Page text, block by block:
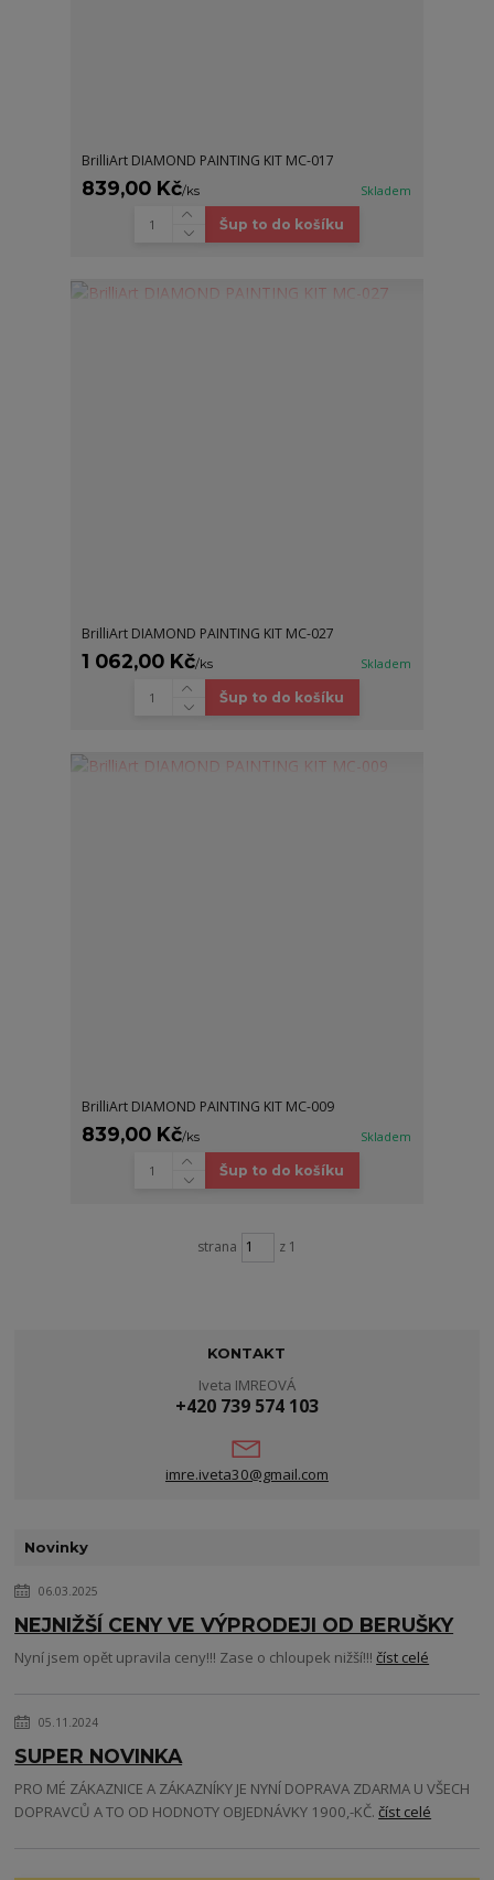
BrilliArt DIAMOND PAINTING KIT MC-017
839,00 Kč/ks Skladem
Šup to do košíku
BrilliArt DIAMOND PAINTING KIT MC-027
1 062,00 Kč/ks Skladem
Šup to do košíku
BrilliArt DIAMOND PAINTING KIT MC-009
839,00 Kč/ks Skladem
Šup to do košíku
strana z 1
KONTAKT
Iveta IMREOVÁ
+420 739 574 103
imre.iveta30@gmail.com
Novinky
06.03.2025
NEJNIŽŠÍ CENY VE VÝPRODEJI OD BERUŠKY
Nyní jsem opět upravila ceny!!! Zase o chloupek nižší!!!číst celé
05.11.2024
SUPER NOVINKA
PRO MÉ ZÁKAZNICE A ZÁKAZNÍKY JE NYNÍ DOPRAVA ZDARMA U VŠECH
DOPRAVCŮ A TO OD HODNOTY OBJEDNÁVKY 1900,-KČ.číst celé